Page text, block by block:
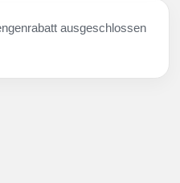
ausgeschlossen